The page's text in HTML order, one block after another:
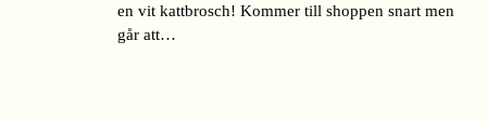
en vit kattbrosch! Kommer till shoppen snart men
går att…